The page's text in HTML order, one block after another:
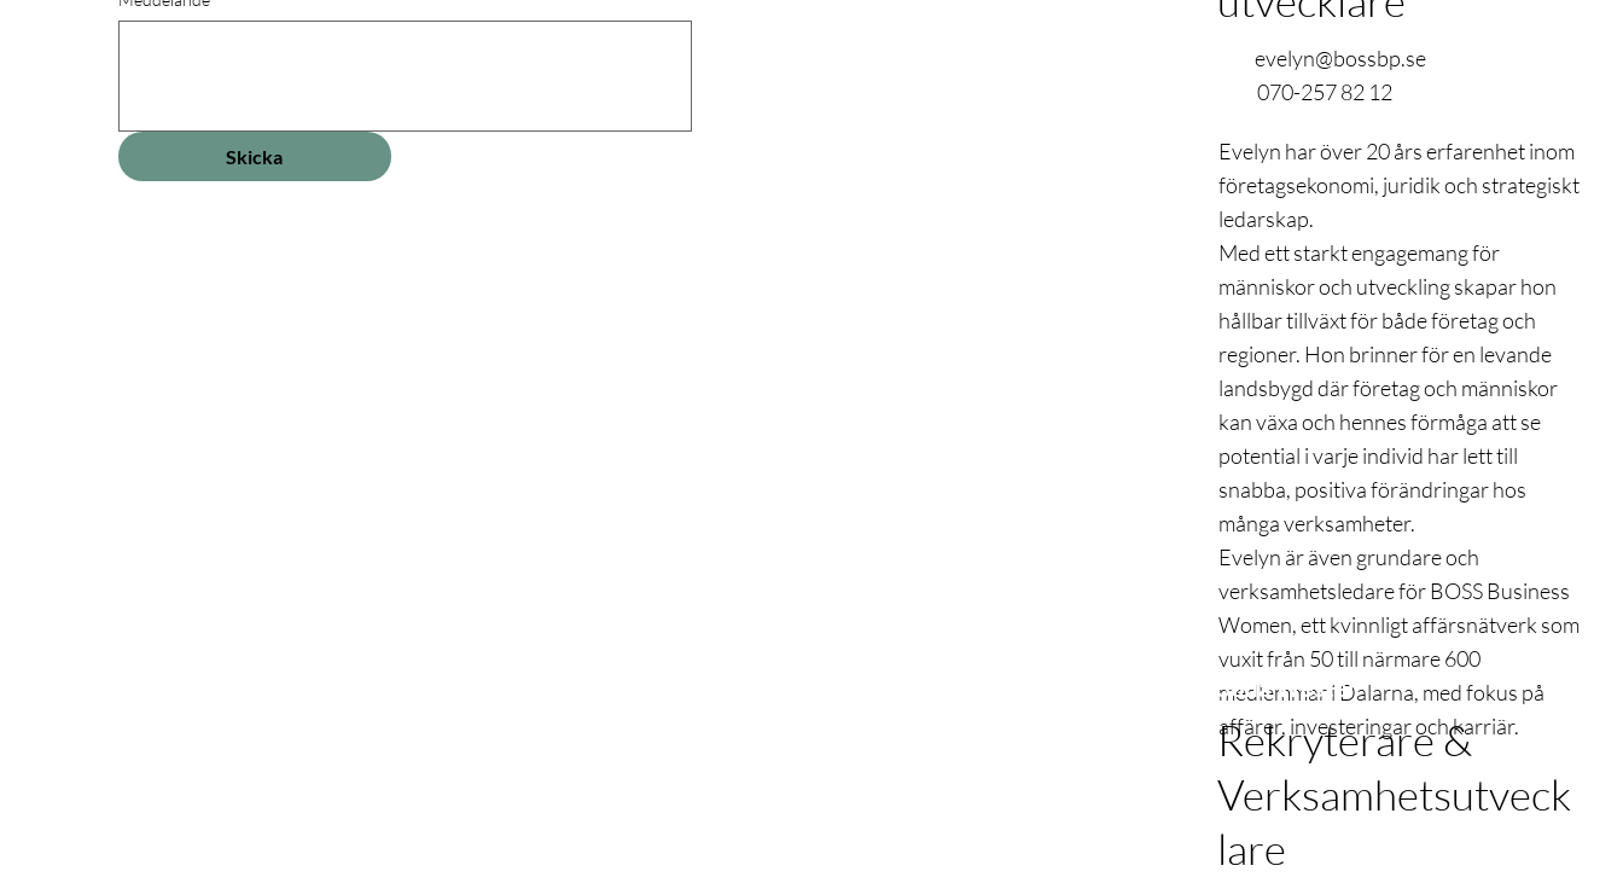
evelyn@bossbp.se
070-257 82 12
Evelyn har över 20 års erfarenhet inom
företagsekonomi, juridik och strategiskt
ledarskap.
Med ett starkt engagemang för
människor och utveckling skapar hon
hållbar tillväxt för både företag och
regioner. Hon brinner för en levande
landsbygd där företag och människor
kan växa och hennes förmåga att se
potential i varje individ har lett till
snabba, positiva förändringar hos
många verksamheter.
Evelyn är även grundare och
verksamhetsledare för BOSS Business
Women, ett kvinnligt affärsnätverk som
vuxit från 50 till närmare 600
medlemmar i Dalarna, med fokus på
affärer, investeringar och karriär.
Sofia Wester
Rekryterare &
Verksamhetsutveck
lare
Skicka